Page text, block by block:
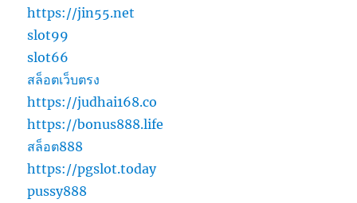
https://jin55.net
slot99
slot66
สล็อตเว็บตรง
https://judhai168.co
https://bonus888.life
สล็อต888
https://pgslot.today
pussy888